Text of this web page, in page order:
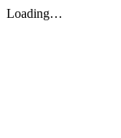
Loading…